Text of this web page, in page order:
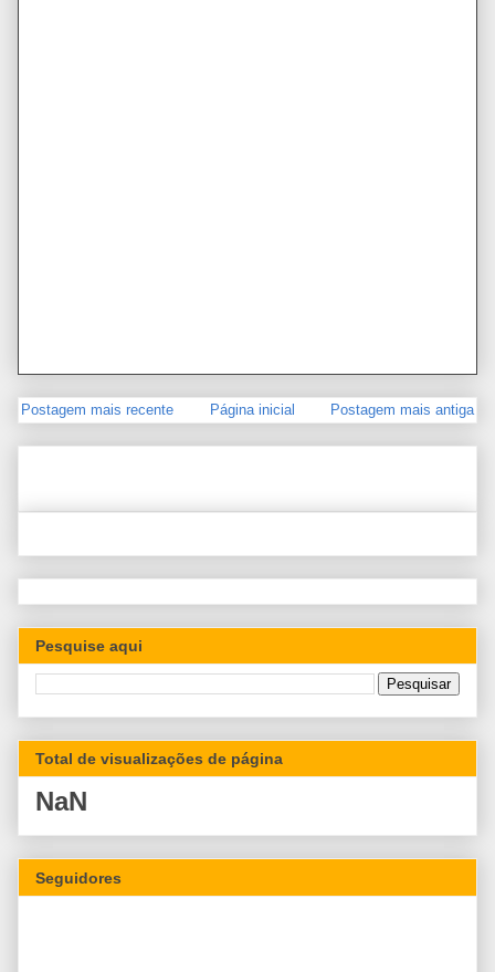
Postagem mais recente Postagem mais antiga
Página inicial
Pesquise aqui
Total de visualizações de página
NaN
Seguidores